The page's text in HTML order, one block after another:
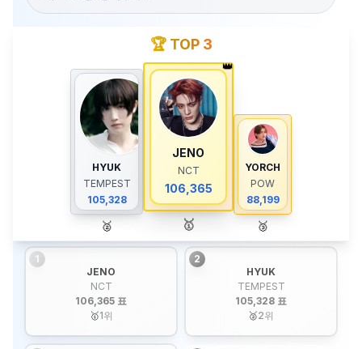
🏆 TOP 3
HYUK
TEMPEST
105,328
🥈
👑
JENO
NCT
106,365
🥇
YORCH
POW
88,199
🥉
1
JENO
NCT
106,365 표
🥇1위
2
HYUK
TEMPEST
105,328 표
🥈2위